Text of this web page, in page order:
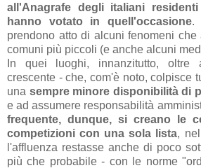
all'Anagrafe degli italiani
hanno votato in quell'occasione.
prendono atto di alcuni fenomeni
comuni più piccoli (e anche alcuni
In quei luoghi, innanzitutto, oltre
crescente - che, com'è noto, colpisce
una sempre minore disponibilità di
e ad assumere responsabilità
frequente, dunque, si creano le
competizioni con una sola lista,
l'affluenza restasse anche di poco
più che probabile - con le norme